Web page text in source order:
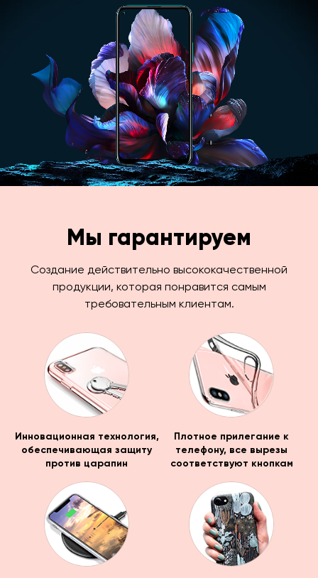
Мы гарантируем
Создание действительно высококачественной
продукции, которая понравится самым
требовательным клиентам.
Инновационная технология,
обеспечивающая защиту
против царапин
Плотное прилегание к
телефону, все вырезы
соответствуют кнопкам